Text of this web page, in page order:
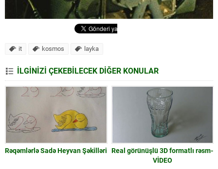
it kosmos layka
İLGİNİZİ ÇEKEBİLECEK DİĞER KONULAR
Rəqəmlərlə Sadə Heyvan Şəkilləri
Real görünüşlü 3D formatlı rəsm-
VİDEO